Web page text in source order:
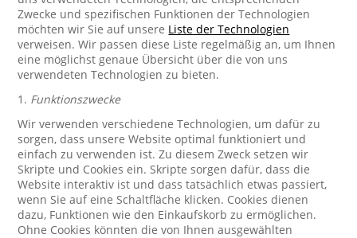
Zwecke und spezifischen Funktionen der Technologien
möchten wir Sie auf unsere Liste der Technologien
verweisen. Wir passen diese Liste regelmäßig an, um Ihnen
eine möglichst genaue Übersicht über die von uns
verwendeten Technologien zu bieten.
1. Funktionszwecke
Wir verwenden verschiedene Technologien, um dafür zu
sorgen, dass unsere Website optimal funktioniert und
einfach zu verwenden ist. Zu diesem Zweck setzen wir
Skripte und Cookies ein. Skripte sorgen dafür, dass die
Website interaktiv ist und dass tatsächlich etwas passiert,
wenn Sie auf eine Schaltfläche klicken. Cookies dienen
dazu, Funktionen wie den Einkaufskorb zu ermöglichen.
Ohne Cookies könnten die von Ihnen ausgewählten